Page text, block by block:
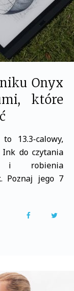
Onyx
które
13.3-calowy,
do czytania
i robienia
Poznaj jego 7
F
b